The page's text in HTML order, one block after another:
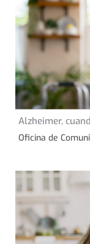
20 de septiembre
CONSEJOS DE SALUD
Alzheimer,
Oficina de